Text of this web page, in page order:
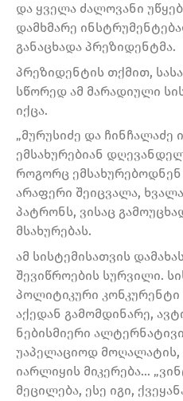
და ყველა ძალოვანი
დამხმარე
განაცხადა პრეზიდენტმა.
პრეზიდენტის თქმით,
სწორედ ამ მარადიული
იქცა.
„მურუსიძე და ჩინჩალაძე
ემსახურებიან
როგორც
არაფერი შეიცვალა,
პატრონს, ვისაც
მსახურებას.
ამ სისტემისათვის
შევიწროების სურვილი.
პოლიტიკური
აქედან გამომდინარე,
ნებისმიერი
უაპელაციოდ მოღალატის,
იარლიყის მიკერება…
მეცილება, ესე იგი,